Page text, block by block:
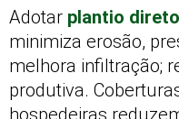
Adotar plantio direto
minimiza erosão,
melhora infiltração;
produtiva.
hospedeiras